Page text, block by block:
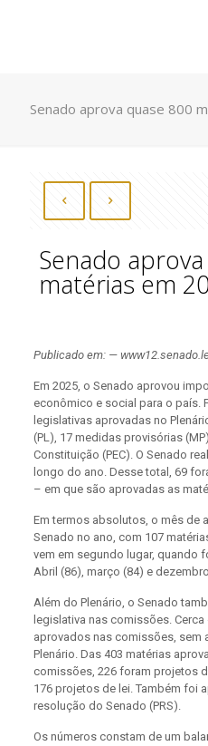
Senado aprova quase 800
Senado
matérias em
Publicado em: —
Em 2025, o Senado aprovou
econômico e social para o país.
legislativas aprovadas no
(PL), 17 medidas provisórias
Constituição (PEC). O Senado
longo do ano. Desse total, 69
– em que são aprovadas as
Em termos absolutos, o mês de
Senado no ano, com 107
vem em segundo lugar, quando
Abril (86), março (84) e
Além do Plenário, o Senado
legislativa nas comissões.
aprovados nas comissões, sem
Plenário. Das 403 matérias
comissões, 226 foram projetos
176 projetos de lei. Também foi
resolução do Senado (PRS).
Os números constam de um